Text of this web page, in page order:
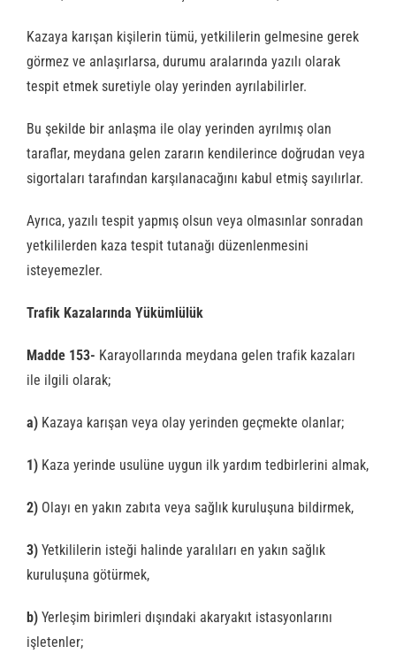
Kazaya karışan kişilerin tümü, yetkililerin gelmesine gerek
görmez ve anlaşırlarsa, durumu aralarında yazılı olarak
tespit etmek suretiyle olay yerinden ayrılabilirler.
Bu şekilde bir anlaşma ile olay yerinden ayrılmış olan
taraflar, meydana gelen zararın kendilerince doğrudan veya
sigortaları tarafından karşılanacağını kabul etmiş sayılırlar.
Ayrıca, yazılı tespit yapmış olsun veya olmasınlar sonradan
yetkililerden kaza tespit tutanağı düzenlenmesini
isteyemezler.
Trafik Kazalarında Yükümlülük
Madde 153- Karayollarında meydana gelen trafik kazaları
ile ilgili olarak;
a) Kazaya karışan veya olay yerinden geçmekte olanlar;
1) Kaza yerinde usulüne uygun ilk yardım tedbirlerini almak,
2) Olayı en yakın zabıta veya sağlık kuruluşuna bildirmek,
3) Yetkililerin isteği halinde yaralıları en yakın sağlık
kuruluşuna götürmek,
b) Yerleşim birimleri dışındaki akaryakıt istasyonlarını
işletenler;